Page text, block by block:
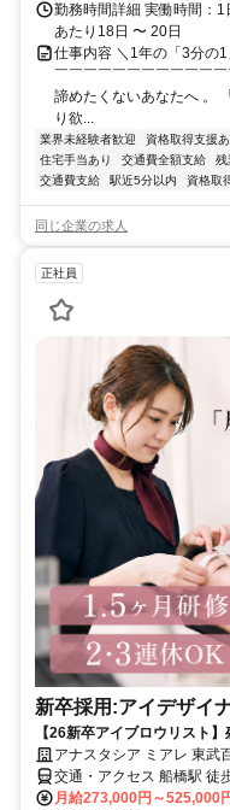
勤務時間詳細 実働時間：
あたり18日 〜 20日
仕事内容 ＼1年の「3分の
￣￣￣￣￣￣￣￣￣￣￣
諦めたくないあなたへ 。
り欲...
業界未経験者歓迎 資格取得支援あ
住宅手当あり
交通費全額支給 残
交通費支給
駅近5分以内 資格取
同じ企業の求人
正社員
新卒採用:アイデザイ
【26新卒アイブロウリスト
アナスタシア ミアレ 東武
交通・アクセス 船橋駅 徒
月給273,000円～525,000